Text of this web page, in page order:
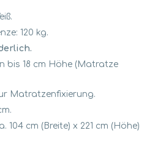
120 kg.
bis 18 cm Höhe (Matratze
Matratzenfixierung.
104 cm (Breite) x 221 cm (Höhe)